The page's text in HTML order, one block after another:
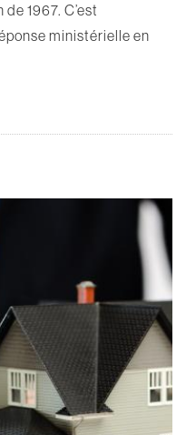
1967. C’est
ministérielle en